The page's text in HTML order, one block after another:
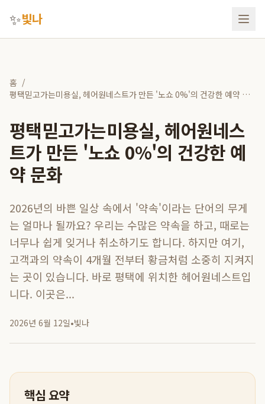
✨빛나
홈 /
평택믿고가는미용실, 헤어원네스트가 만든 '노쇼 0%'의 건강한 예약 문
평택믿고가는미용실, 헤어원네스
트가 만든 '노쇼 0%'의 건강한 예
약 문화
2026년의 바쁜 일상 속에서 '약속'이라는 단어의 무게
는 얼마나 될까요? 우리는 수많은 약속을 하고, 때로는
너무나 쉽게 잊거나 취소하기도 합니다. 하지만 여기,
고객과의 약속이 4개월 전부터 황금처럼 소중히 지켜지
는 곳이 있습니다. 바로 평택에 위치한 헤어원네스트입
니다. 이곳은...
2026년 6월 12일•빛나
핵심 요약